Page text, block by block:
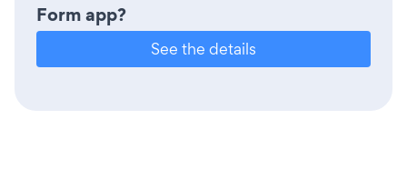
Form app?
See the details